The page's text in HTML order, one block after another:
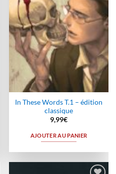
In These Words T.1 – édition
classique
9,99€
AJOUTER AU PANIER